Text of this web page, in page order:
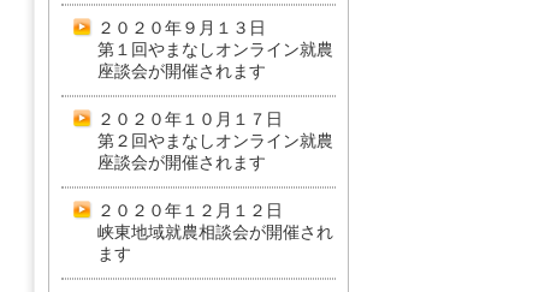
２０２０年９月１３日
第１回やまなしオンライン就農
座談会が開催されます
２０２０年１０月１７日
第２回やまなしオンライン就農
座談会が開催されます
２０２０年１２月１２日
峡東地域就農相談会が開催され
ます